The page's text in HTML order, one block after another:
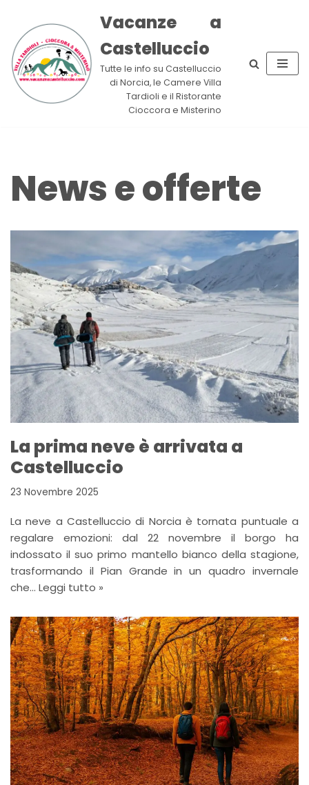
Vai
al
contenuto
Vacanze a
Castelluccio
Tutte le info su Castelluccio
di Norcia, le Camere Villa
Tardioli e il Ristorante
Cioccora e Misterino
News e offerte
La prima neve è arrivata a
Castelluccio
23 Novembre 2025
La neve a Castelluccio di Norcia è tornata puntuale a
regalare emozioni: dal 22 novembre il borgo ha
indossato il suo primo mantello bianco della stagione,
trasformando il Pian Grande in un quadro invernale
che… Leggi tutto »